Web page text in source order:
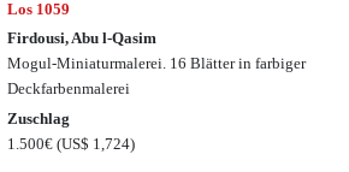
Los 1059
Firdousi, Abu l-Qasim
Mogul-Miniaturmalerei. 16 Blätter in farbiger
Deckfarbenmalerei
Zuschlag
1.500€(US$ 1,724)